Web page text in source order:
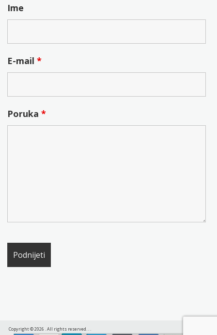
Ime
E-mail *
Poruka *
Copyright © 2026 . All rights reserved...